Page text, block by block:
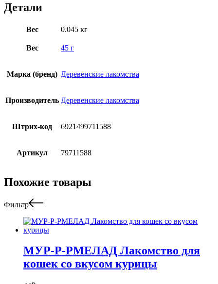
Детали
Вес 0.045 кг
Вес 45 г
Марка (бренд) Деревенские лакомства
Производитель Деревенские лакомства
Штрих-код 6921499711588
Артикул 79711588
Похожие товары
Фильтр
МУР-Р-РМЕЛАД Лакомство для
кошек со вкусом курицы